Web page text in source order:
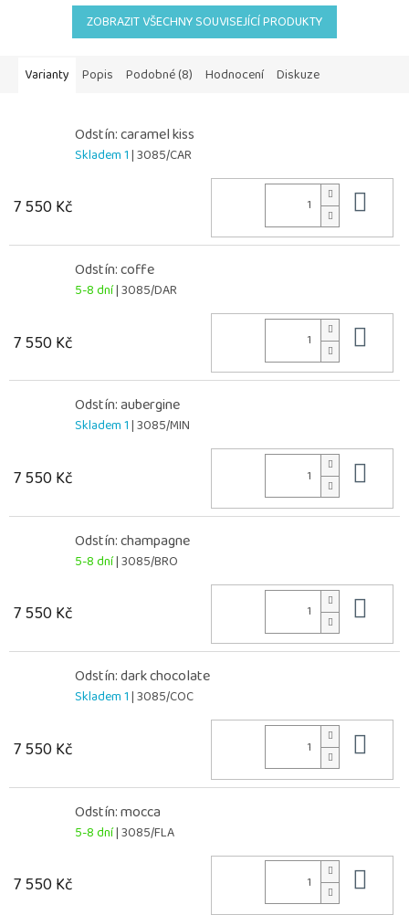
ZOBRAZIT VŠECHNY SOUVISEJÍCÍ PRODUKTY
Varianty Popis Podobné (8) Hodnocení Diskuze
Odstín: caramel kiss
Skladem 1| 3085/CAR
7 550 Kč
Odstín: coffe
5-8 dní| 3085/DAR
7 550 Kč
Odstín: aubergine
Skladem 1| 3085/MIN
7 550 Kč
Odstín: champagne
5-8 dní| 3085/BRO
7 550 Kč
Odstín: dark chocolate
Skladem 1| 3085/COC
7 550 Kč
Odstín: mocca
5-8 dní| 3085/FLA
7 550 Kč